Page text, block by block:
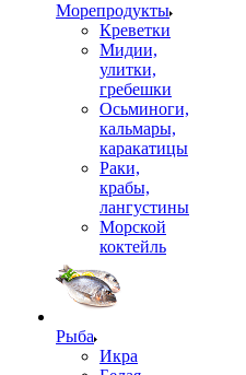
Морепродукты
Креветки
Мидии,
улитки,
гребешки
Осьминоги,
кальмары,
каракатицы
Раки,
крабы,
лангустины
Морской
коктейль
Рыба
Икра